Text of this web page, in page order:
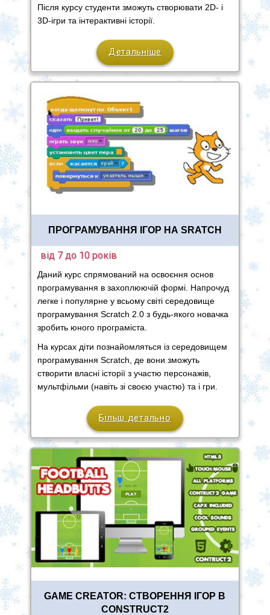
Після курсу студенти зможуть створювати 2D- і
3D-ігри та інтерактивні історії.
Детальніше
ПРОГРАМУВАННЯ ІГОР НА SRATCH
від 7 до 10 років
Даний курс спрямований на освоєння основ
програмування в захоплюючій формі. Напрочуд
легке і популярне у всьому світі середовище
програмування Scratch 2.0 з будь-якого новачка
зробить юного програміста.
На курсах діти познайомляться із середовищем
програмування Scratch, де вони зможуть
створити власні історії з участю персонажів,
мультфільми (навіть зі своєю участю) та і гри.
Більш детально
GAME CREATOR: СТВОРЕННЯ ІГОР В
CONSTRUCT2